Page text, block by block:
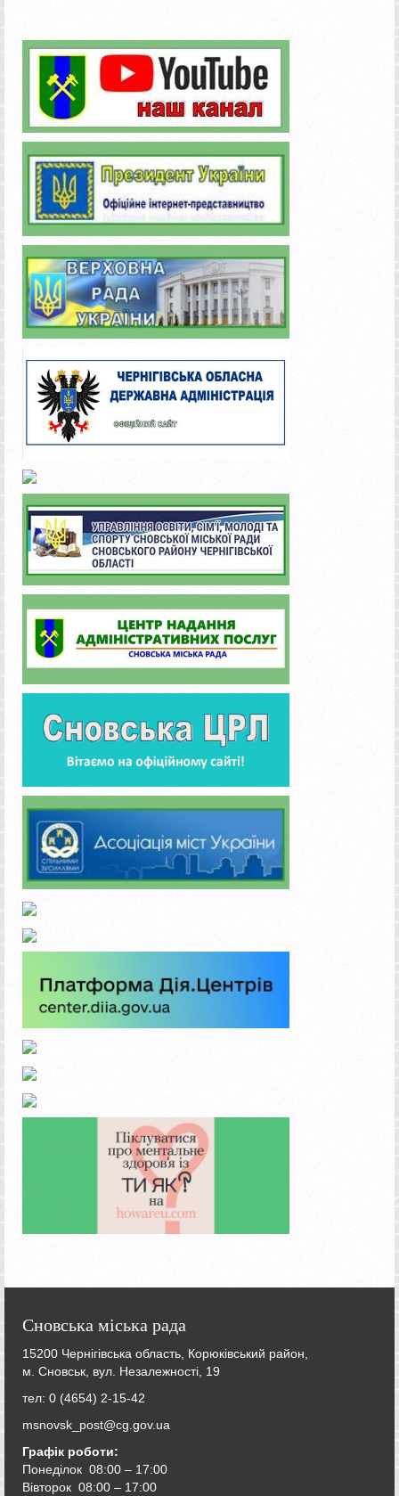
Сновська міська рада
15200 Чернігівська область, Корюківський район,
м. Сновськ, вул. Незалежності, 19
тел: 0 (4654) 2-15-42
msnovsk_post@cg.gov.ua
Графік роботи:
Понеділок 08:00 – 17:00
Вівторок 08:00 – 17:00